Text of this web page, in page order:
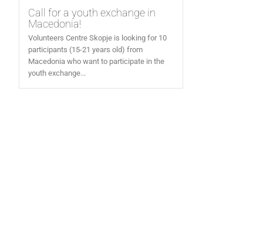
Call for a youth exchange in
Macedonia!
Volunteers Centre Skopje is looking for 10
participants (15-21 years old) from
Macedonia who want to participate in the
youth exchange...